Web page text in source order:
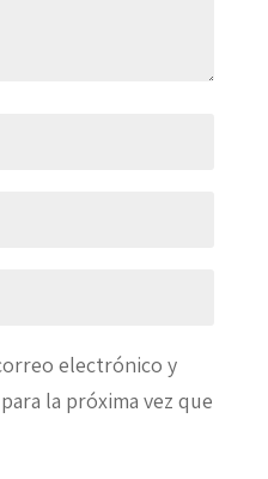
electrónico y
la próxima vez que